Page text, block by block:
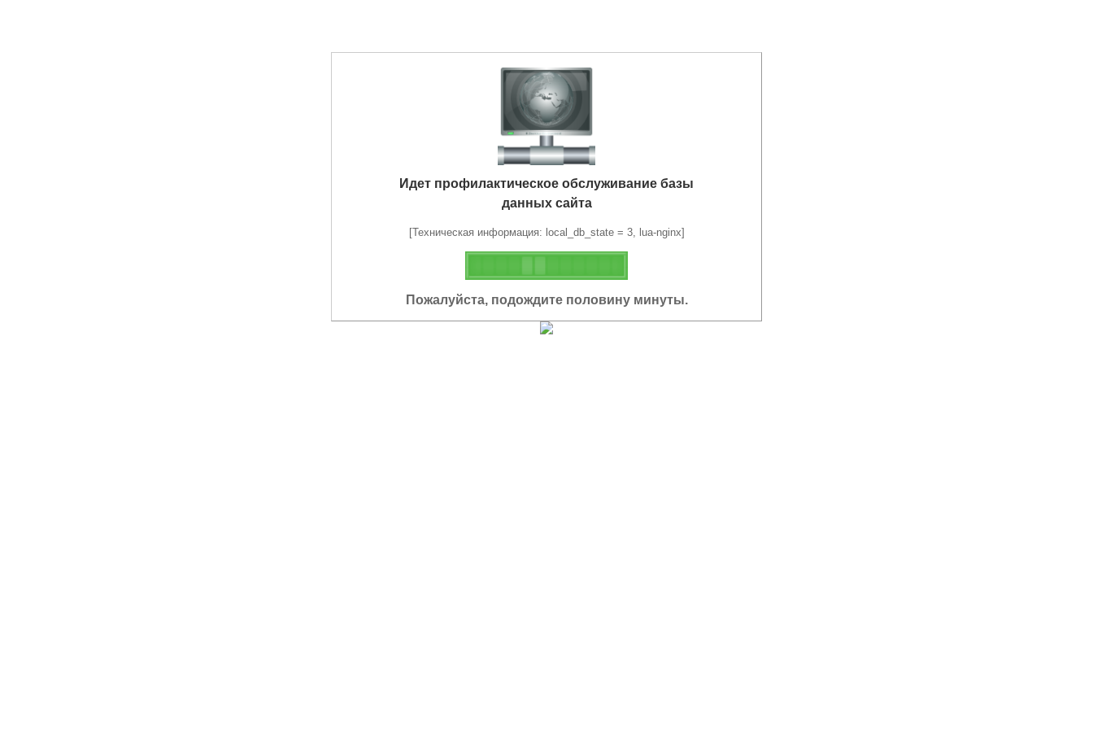
Идет профилактическое обслуживание базы
данных сайта
[Техническая информация: local_db_state = 3, lua-nginx]
Пожалуйста, подождите половину минуты.